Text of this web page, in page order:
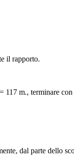
il rapporto.
117 m., terminare
dal parte dello